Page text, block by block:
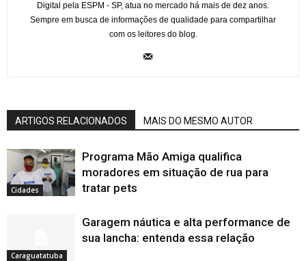
Digital pela ESPM - SP, atua no mercado há mais de dez anos.
Sempre em busca de informações de qualidade para compartilhar
com os leitores do blog.
ARTIGOS RELACIONADOS MAIS DO MESMO AUTOR
Cidades
Programa Mão Amiga qualifica
moradores em situação de rua para
tratar pets
Caraguatatuba
Garagem náutica e alta performance de
sua lancha: entenda essa relação